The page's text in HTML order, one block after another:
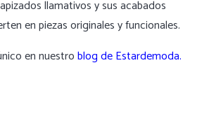
llamativos y sus acabados
en piezas originales y funcionales.
en nuestroblog de Estardemoda.